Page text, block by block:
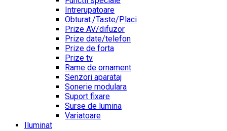
Intrerupatoare
Obturat./Taste/Placi
Prize AV/difuzor
Prize date/telefon
Prize de forta
Prize tv
Rame de ornament
Senzori aparataj
Sonerie modulara
Suport fixare
Surse de lumina
Variatoare
Iluminat